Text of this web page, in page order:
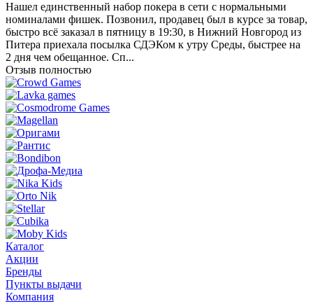
Нашел единственный набор покера в сети с нормальными
номиналами фишек. Позвонил, продавец был в курсе за товар,
быстро всё заказал в пятницу в 19:30, в Нижний Новгород из
Питера приехала посылка СДЭКом к утру Среды, быстрее на
2 дня чем обещанное. Сп...
Отзыв полностью
Каталог
Акции
Бренды
Пункты выдачи
Компания